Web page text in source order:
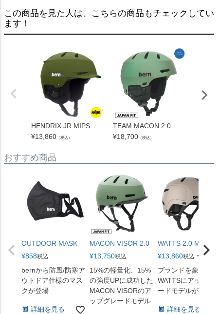
この商品を見た人は、こちらの商品もチェックしてい
ます！
HENDRIX JR MIPS
¥13,860 （税込）
TEAM MACON 2.0
¥18,700 （税込）
おすすめ商品
OUTDOOR MASK
¥858税込
bernから防風/防寒ア
ウトドア仕様のマス
クが登場
詳細を見る
MACON VISOR 2.0
¥13,750税込
15%の軽量化、15%
の強度UPに成功した
MACON VISORのア
ップグレードモデル
WATTS 2.0 MIPS
¥13,860税込 〜
ブランドを象徴す
WATTSにアップグ
ードモデルが登場
詳細を見る